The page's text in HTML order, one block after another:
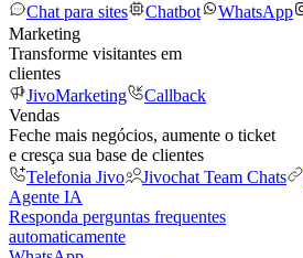
Chat para sites
Chatbot WhatsApp
Marketing
Transforme visitantes em
clientes
JivoMarketing
Callback
Vendas
Feche mais negócios, aumente o ticket
e cresça sua base de clientes
Telefonia Jivo
Jivochat Team Chats
Agente IA
Responda perguntas frequentes
automaticamente